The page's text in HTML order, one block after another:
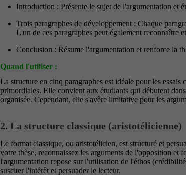
Introduction : Présente le sujet de l'argumentation et
Trois paragraphes de développement : Chaque
L'un de ces paragraphes peut également reconnaître
Conclusion : Résume l'argumentation et renforce la
Quand l'utiliser :
La structure en cinq paragraphes est idéale pour les
primordiales. Elle convient aux étudiants qui débutent
organisée. Cependant, elle s'avère limitative pour les
2. La structure classique (aristotélicienne)
Le format classique, ou aristotélicien, est structuré et
votre thèse, reconnaissez les arguments de l'opposition et
l'argumentation repose sur l'utilisation de l'éthos
susciter l'intérêt et persuader le lecteur.